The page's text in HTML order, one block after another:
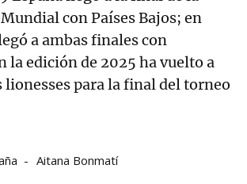
con Países Bajos; en
a ambas finales con
la edición de 2025 ha vuelto a
lionesses para la final del torneo
Aitana Bonmatí